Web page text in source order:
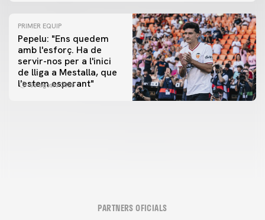
PRIMER EQUIP
Pepelu: "Ens quedem
amb l'esforç. Ha de
servir-nos per a l'inici
de lliga a Mestalla, que
l'estem esperant"
08 agosto 2026
PRIMER EQUIP
📸 #ValenciaNUFC
PRIMER EQUIP
MESTALLA 📍
PARTNERS OFICIALS